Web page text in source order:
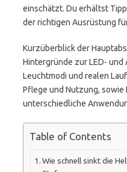
einschätzt. Du erhältst
der richtigen Ausrüstung
Kurzüberblick der
Hintergründe zur LED- und
Leuchtmodi und realen
Pflege und Nutzung,
unterschiedliche
Table of Contents
Wie schnell sinkt die